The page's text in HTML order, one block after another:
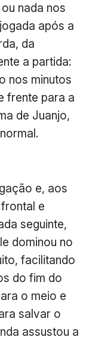
nada nos
após a
da
a partida:
nos minutos
frente para a
de Juanjo,
e, aos
e
seguinte,
dominou no
facilitando
do fim do
o meio e
salvar o
assustou a